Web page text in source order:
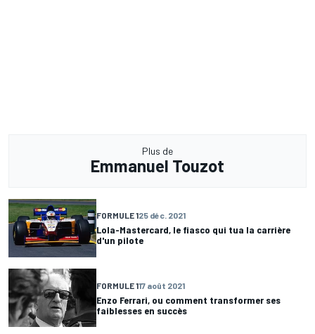
Plus de
Emmanuel Touzot
FORMULE 125 déc. 2021
Lola-Mastercard, le fiasco qui tua la carrière
d'un pilote
FORMULE 117 août 2021
Enzo Ferrari, ou comment transformer ses
faiblesses en succès